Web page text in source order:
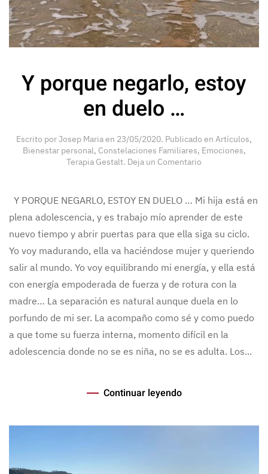
Y porque negarlo, estoy
en duelo …
Escrito porJosep Mariaen 23/05/2020. Publicado en Artículos,
Bienestar personal, Constelaciones Familiares, Emociones,
Terapia Gestalt. Deja un Comentario
Y PORQUE NEGARLO, ESTOY EN DUELO … Mi hija está en
plena adolescencia, y es trabajo mío aprender de este
nuevo tiempo y abrir puertas para que ella siga su ciclo.
Yo voy madurando, ella va haciéndose mujer y queriendo
salir al mundo. Yo voy equilibrando mi energía, y ella está
con energía empoderada de fuerza y de rotura con la
madre… La separación es natural aunque duela en lo
porfundo de mi ser. La acompaño como sé y como puedo
a que tome su fuerza interna, momento difícil en la
adolescencia donde no se es niña, no se es adulta. Los...
Continuar leyendo